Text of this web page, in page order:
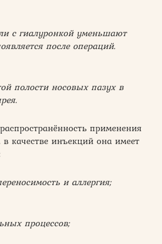
с гиалуронкой уменьшают
после операций.
полости носовых пазух в
применения
качестве инъекций она имеет
и аллергия;
процессов;